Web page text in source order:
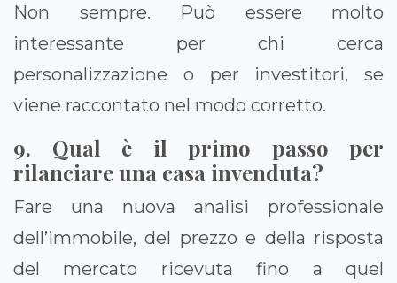
Non sempre. Può essere molto
interessante per chi cerca
personalizzazione o per investitori, se
viene raccontato nel modo corretto.
9. Qual è il primo passo per
rilanciare una casa invenduta?
Fare una nuova analisi professionale
dell’immobile, del prezzo e della risposta
del mercato ricevuta fino a quel